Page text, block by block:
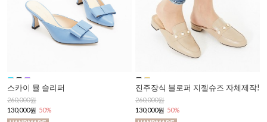
스카이 뮬 슬리퍼
260,000원
130,000원 50%
진주장식 블로퍼 지젤슈즈 자체제작!
260,000원
130,000원 50%